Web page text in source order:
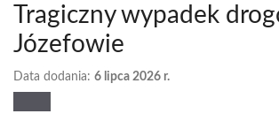
Tragiczny wypadek
Józefowie
Data dodania: 6 lipca 2026 r.